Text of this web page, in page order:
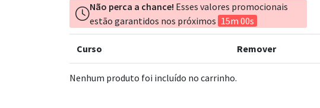
Não perca a chance! Esses valores promocionais
estão garantidos nos próximos 15m 00s
Curso Remover
Nenhum produto foi incluído no carrinho.